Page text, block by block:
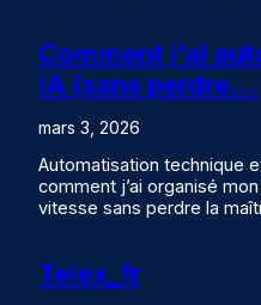
Comment j’ai
IA (sans perdre…
mars 3, 2026
Automatisation technique
comment j’ai organisé
vitesse sans perdre la
Telex_fr